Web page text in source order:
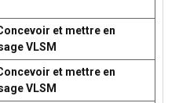
et mettre en
VLSM
et mettre en
VLSM